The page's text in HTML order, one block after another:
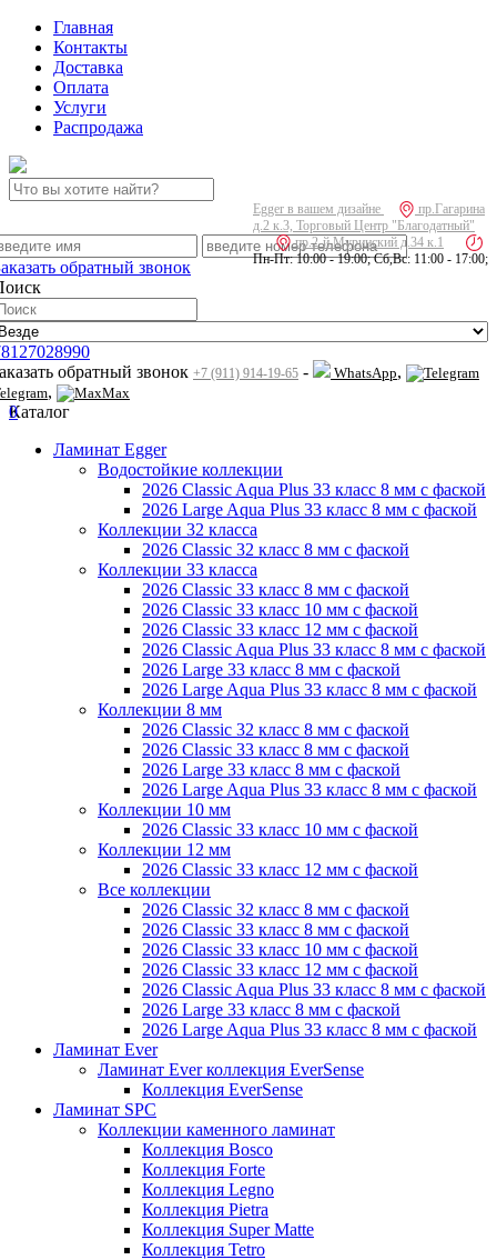
Главная
Контакты
Доставка
Оплата
Услуги
Распродажа
Egger в вашем дизайне
пр.Гагарина
д.2 к.3, Торговый Центр "Благодатный"
пр.2-й Муринский д.34 к.1
Пн-Пт: 10:00 - 19:00; Сб,Вс: 11:00 - 17:00;
обратный звонок
обратный звонок +7 (911) 914-19-65 - WhatsApp,
, Max
0
Каталог
Ламинат Egger
Водостойкие коллекции
2026 Classic Aqua Plus 33 класс 8 мм с фаской
2026 Large Aqua Plus 33 класс 8 мм с фаской
Коллекции 32 класса
2026 Classic 32 класс 8 мм с фаской
Коллекции 33 класса
2026 Classic 33 класс 8 мм с фаской
2026 Classic 33 класс 10 мм с фаской
2026 Classic 33 класс 12 мм с фаской
2026 Classic Aqua Plus 33 класс 8 мм с фаской
2026 Large 33 класс 8 мм с фаской
2026 Large Aqua Plus 33 класс 8 мм с фаской
Коллекции 8 мм
2026 Classic 32 класс 8 мм с фаской
2026 Classic 33 класс 8 мм с фаской
2026 Large 33 класс 8 мм с фаской
2026 Large Aqua Plus 33 класс 8 мм с фаской
Коллекции 10 мм
2026 Classic 33 класс 10 мм с фаской
Коллекции 12 мм
2026 Classic 33 класс 12 мм с фаской
Все коллекции
2026 Classic 32 класс 8 мм с фаской
2026 Classic 33 класс 8 мм с фаской
2026 Classic 33 класс 10 мм с фаской
2026 Classic 33 класс 12 мм с фаской
2026 Classic Aqua Plus 33 класс 8 мм с фаской
2026 Large 33 класс 8 мм с фаской
2026 Large Aqua Plus 33 класс 8 мм с фаской
Ламинат Ever
Ламинат Ever коллекция EverSense
Коллекция EverSense
Ламинат SPC
Коллекции каменного ламинат
Коллекция Bosco
Коллекция Forte
Коллекция Legno
Коллекция Pietra
Коллекция Super Matte
Коллекция Tetro